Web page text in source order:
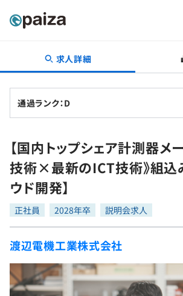
転職・キャリア
転職成功ガイド
転職エージェント
インタビュー
転職成功ガイド
新卒就活
求人検索
本選考
インターン
新卒エージェント
イベント・セミナー
学習
問題集
4択課題
ナレッジ
プログラミング言語
評価結果一覧
ゲーム・マンガ
Tech Team Journal
paizaとは？
求人詳細
通過ランク：D
【国内トップシェア計測器メ
技術×最新のICT技術》組込
ウド開発】
正社員 2028年卒 説明会求人
渡辺電機工業株式会社